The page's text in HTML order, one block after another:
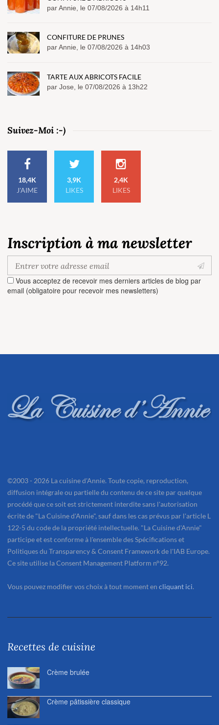
par Annie, le 07/08/2026 à 14h11
CONFITURE DE PRUNES
par Annie, le 07/08/2026 à 14h03
TARTE AUX ABRICOTS FACILE
par Jose, le 07/08/2026 à 13h22
Suivez-Moi :-)
18,4K
J'AIME
3,9K
LIKES
2,4K
LIKES
Inscription à ma newsletter
Vous acceptez de recevoir mes derniers articles de blog par
email (obligatoire pour recevoir mes newsletters)
©2003 - 2026 La cuisine d'Annie. Toute copie, reproduction,
diffusion intégrale ou partielle du contenu de ce site par quelque
procédé que ce soit est strictement interdite sans l'autorisation
écrite de "La Cuisine d'Annie", sauf dans les cas prévus par l'article L
122-5 du code de la propriété intellectuelle. "La Cuisine d'Annie"
participe et est conforme à l'ensemble des Spécifications et
Politiques du Transparency & Consent Framework de l'IAB Europe.
Ce site utilise la Consent Management Platform n°92.
Vous pouvez modifier vos choix à tout moment en cliquant ici.
Recettes de cuisine
Crème brulée
Crème pâtissière classique